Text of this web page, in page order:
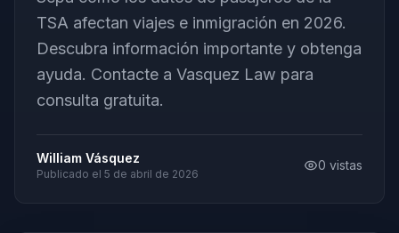
TSA afectan viajes e inmigración en 2026.
Descubra información importante y obtenga
ayuda. Contacte a Vasquez Law para
consulta gratuita.
William Vásquez
Publicado el 5 de abril de 2026
0 vistas